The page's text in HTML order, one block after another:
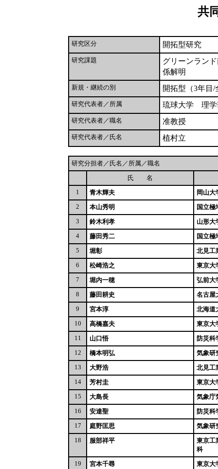
共
研究区分 開拓型研究
研究課題
グリーンラン
係解明
新規・継続の別 開拓型（3年目/
研究代表者／所属 琉球大学 理
研究代表者／職名 准教授
研究代表者／氏名 植村立
研究分担者／氏名／所属／職名
氏 名
1
青木輝夫
岡山大
2
本山秀明
国立極
3
鈴木利孝
山形大
4
藤田秀二
国立極
5
堀彰
北見工
6
松崎浩之
東京大
7
堀内一穂
弘前大
8
藤田耕史
名古屋
9
宮本淳
北海道
10
高橋嘉夫
東京大
11
山口悟
防災科
12
橋本明弘
気象研
13
大野浩
北見工
14
芳村圭
東京大
15
大島長
気象庁
16
安達聖
防災科
17
庭野匡思
気象研
18
服部祥平
東京工
科
19
宮本千尋
東京大